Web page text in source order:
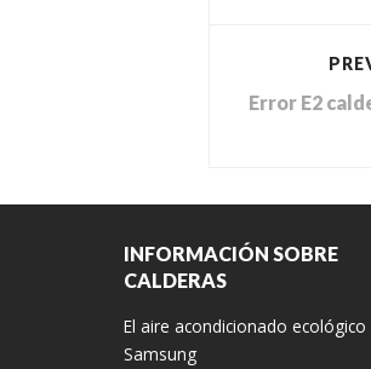
Error E2
INFORMACIÓN SOBRE
CALDERAS
El aire acondicionado ecológico
Samsung